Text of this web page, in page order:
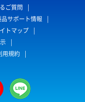
ご質問
サポート情報
トマップ
用規約